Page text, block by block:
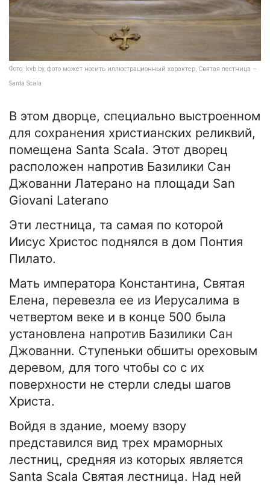
Фото: kvb.by, фото может носить иллюстрационный характер, Святая лестница –
Santa Scala
В этом дворце, специально выстроенном
для сохранения христианских реликвий,
помещена Santa Scala. Этот дворец
расположен напротив Базилики Сан
Джованни Латерано на площади San
Giovani Laterano
Эти лестница, та самая по которой
Иисус Христос поднялся в дом Понтия
Пилато.
Мать императора Константина, Святая
Елена, перевезла ее из Иерусалима в
четвертом веке и в конце 500 была
установлена напротив Базилики Сан
Джованни. Ступеньки обшиты ореховым
деревом, для того чтобы со с их
поверхности не стерли следы шагов
Христа.
Войдя в здание, моему взору
представился вид трех мраморных
лестниц, средняя из которых является
Santa Scala Святая лестница. Над ней